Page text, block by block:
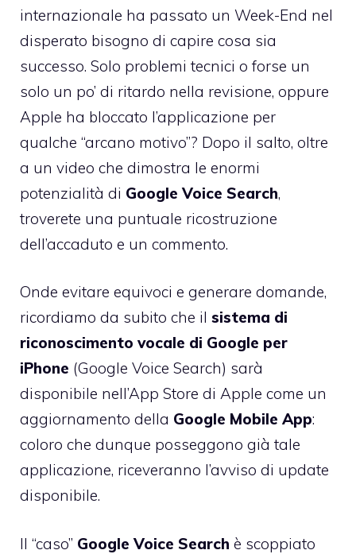
internazionale ha passato un Week-End nel
disperato bisogno di capire cosa sia
successo. Solo problemi tecnici o forse un
solo un po’ di ritardo nella revisione, oppure
Apple ha bloccato l’applicazione per
qualche “arcano motivo”? Dopo il salto, oltre
a un video che dimostra le enormi
potenzialità di Google Voice Search,
troverete una puntuale ricostruzione
dell’accaduto e un commento.
Onde evitare equivoci e generare domande,
ricordiamo da subito che il sistema di
riconoscimento vocale di Google per
iPhone (Google Voice Search) sarà
disponibile nell’App Store di Apple come un
aggiornamento della Google Mobile App:
coloro che dunque posseggono già tale
applicazione, riceveranno l’avviso di update
disponibile.
Il “caso” Google Voice Search è scoppiato